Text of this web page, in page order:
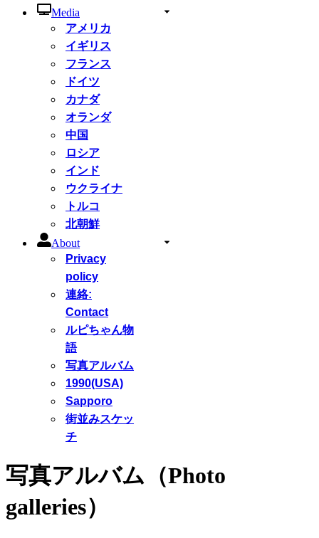
Media
アメリカ
イギリス
フランス
ドイツ
カナダ
オランダ
中国
ロシア
インド
ウクライナ
トルコ
北朝鮮
About
Privacy
policy
連絡:
Contact
ルピちゃん物
語
写真アルバム
1990(USA)
Sapporo
街並みスケッ
チ
写真アルバム（Photo
galleries）